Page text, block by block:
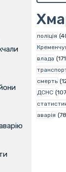
поліція
влада
смерть
ДСНС
аварія